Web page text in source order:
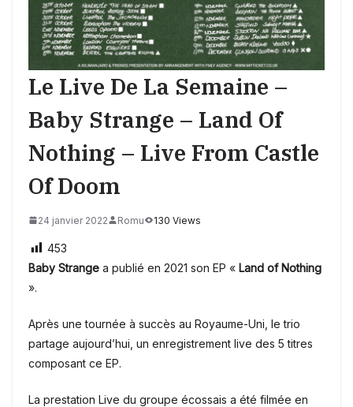
Le Live De La Semaine –
Baby Strange – Land Of
Nothing – Live From Castle
Of Doom
24 janvier 2022 Romu 130 Views
453
Baby Strange a publié en 2021 son EP « Land of Nothing
».
Après une tournée à succès au Royaume-Uni, le trio
partage aujourd’hui, un enregistrement live des 5 titres
composant ce EP.
La prestation Live du groupe écossais a été filmée en